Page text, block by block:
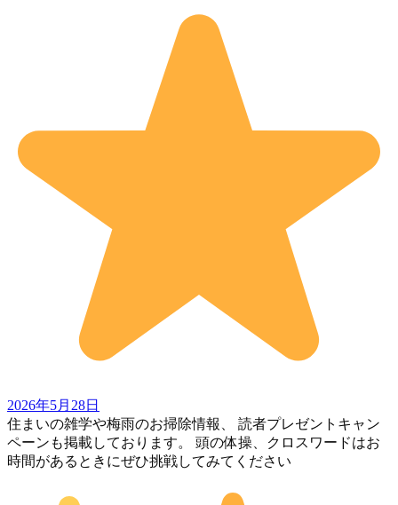
2026年5月28日
住まいの雑学や梅雨のお掃除情報、 読者プレゼントキャン
ペーンも掲載しております。 頭の体操、クロスワードはお
時間があるときにぜひ挑戦してみてください